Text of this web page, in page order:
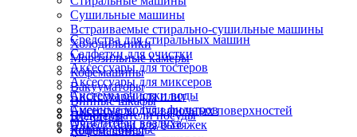
Сушильные машины
Встраиваемые стирально-сушильные машины
Холодильники
Морозильные камеры
Кофемашины
Вакууматоры
Винные шкафы
Подогреватели посуды
Ящики сомелье
Блендеры
Кофемашины
Очистители воздуха
Системы очистки воды
Сменные модули фильтров
Аксессуары для тостеров
Аксессуары для миксеров
Аксессуары для плит
Аксессуары для варочных поверхностей
Аксессуары для вытяжек
Средства для стиральных машин
Салфетки для очистки